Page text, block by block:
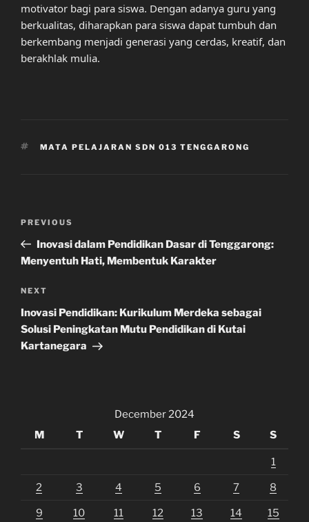
motivator bagi para siswa. Dengan adanya guru yang
berkualitas, diharapkan para siswa dapat tumbuh dan
berkembang menjadi generasi yang cerdas, kreatif, dan
berakhlak mulia.
TAGS
MATA PELAJARAN SDN 013 TENGGARONG
Previous
Post
PREVIOUS
Inovasi dalam Pendidikan Dasar di Tenggarong:
Menyentuh Hati, Membentuk Karakter
Next
Post
NEXT
Inovasi Pendidikan: Kurikulum Merdeka sebagai
Solusi Peningkatan Mutu Pendidikan di Kutai
Kartanegara
December 2024
M
T W T F S S
1
2 3 4 5 6 7 8
9 10 11 12 13 14 15